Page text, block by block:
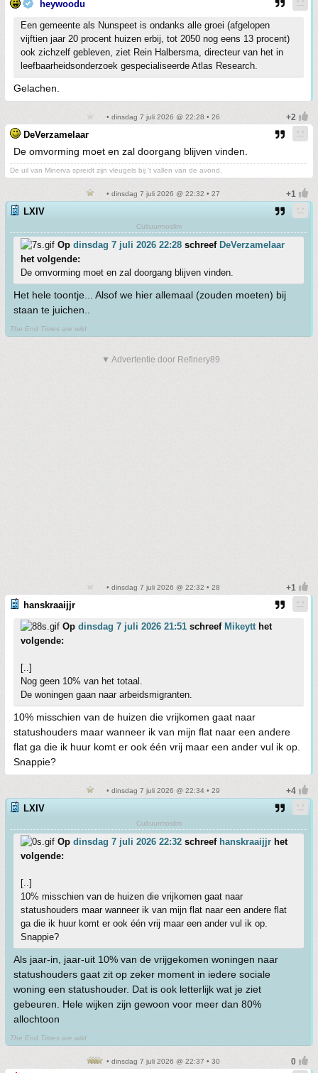
heywoodu
Een gemeente als Nunspeet is ondanks alle groei (afgelopen
vijftien jaar 20 procent huizen erbij, tot 2050 nog eens 13 procent)
ook zichzelf gebleven, ziet Rein Halbersma, directeur van het in
leefbaarheidsonderzoek gespecialiseerde Atlas Research.
Gelachen.
• dinsdag 7 juli 2026 @ 22:28 • 26
DeVerzamelaar
De omvorming moet en zal doorgang blijven vinden.
De uil van Minerva spreidt zijn vleugels bij 't vallen van de avond.
• dinsdag 7 juli 2026 @ 22:32 • 27
LXIV
Cultuurmoslim
Op dinsdag 7 juli 2026 22:28 schreef DeVerzamelaar
het volgende:
De omvorming moet en zal doorgang blijven vinden.
Het hele toontje... Alsof we hier allemaal (zouden moeten) bij
staan te juichen..
The End Times are wild
▼ Advertentie door Refinery89
• dinsdag 7 juli 2026 @ 22:32 • 28
hanskraaijjr
Op dinsdag 7 juli 2026 21:51 schreef Mikeytthet
volgende:
[..]
Nog geen 10% van het totaal.
De woningen gaan naar arbeidsmigranten.
10% misschien van de huizen die vrijkomen gaat naar
statushouders maar wanneer ik van mijn flat naar een andere
flat ga die ik huur komt er ook één vrij maar een ander vul ik op.
Snappie?
• dinsdag 7 juli 2026 @ 22:34 • 29
LXIV
Cultuurmoslim
Op dinsdag 7 juli 2026 22:32 schreef hanskraaijjr het
volgende:
[..]
10% misschien van de huizen die vrijkomen gaat naar
statushouders maar wanneer ik van mijn flat naar een andere flat
ga die ik huur komt er ook één vrij maar een ander vul ik op.
Snappie?
Als jaar-in, jaar-uit 10% van de vrijgekomen woningen naar
statushouders gaat zit op zeker moment in iedere sociale
woning een statushouder. Dat is ook letterlijk wat je ziet
gebeuren. Hele wijken zijn gewoon voor meer dan 80%
allochtoon
The End Times are wild
• dinsdag 7 juli 2026 @ 22:37 • 30